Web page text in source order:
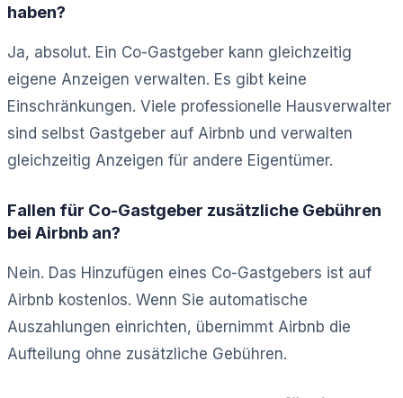
haben?
Ja, absolut. Ein Co-Gastgeber kann gleichzeitig
eigene Anzeigen verwalten. Es gibt keine
Einschränkungen. Viele professionelle Hausverwalter
sind selbst Gastgeber auf Airbnb und verwalten
gleichzeitig Anzeigen für andere Eigentümer.
Fallen für Co-Gastgeber zusätzliche Gebühren
bei Airbnb an?
Nein. Das Hinzufügen eines Co-Gastgebers ist auf
Airbnb kostenlos. Wenn Sie automatische
Auszahlungen einrichten, übernimmt Airbnb die
Aufteilung ohne zusätzliche Gebühren.